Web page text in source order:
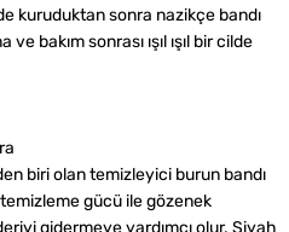
kuruduktan sonra nazikçe bandı
bakım sonrası ışıl ışıl bir cilde
biri olan temizleyici burun bandı
gücü ile gözenek
gidermeye yardımcı olur. Siyah